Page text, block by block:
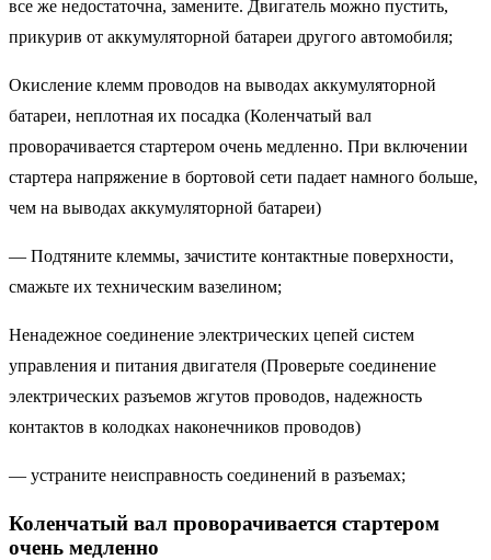
все же недостаточна, замените. Двигатель можно пустить,
прикурив от аккумуляторной батареи другого автомобиля;
Окисление клемм проводов на выводах аккумуляторной
батареи, неплотная их посадка (Коленчатый вал
проворачивается стартером очень медленно. При включении
стартера напряжение в бортовой сети падает намного больше,
чем на выводах аккумуляторной батареи)
— Подтяните клеммы, зачистите контактные поверхности,
смажьте их техническим вазелином;
Ненадежное соединение электрических цепей систем
управления и питания двигателя (Проверьте соединение
электрических разъемов жгутов проводов, надежность
контактов в колодках наконечников проводов)
— устраните неисправность соединений в разъемах;
Коленчатый вал проворачивается стартером
очень медленно